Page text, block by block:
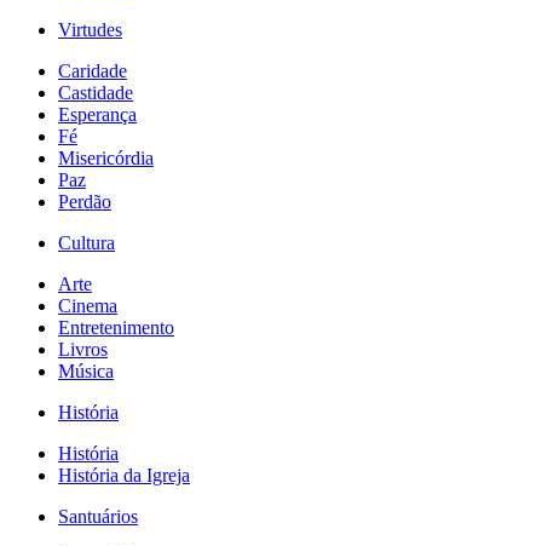
Virtudes
Caridade
Castidade
Esperança
Fé
Misericórdia
Paz
Perdão
Cultura
Arte
Cinema
Entretenimento
Livros
Música
História
História
História da Igreja
Santuários